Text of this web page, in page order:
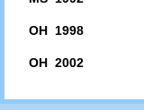
OH 1998
OH 2002